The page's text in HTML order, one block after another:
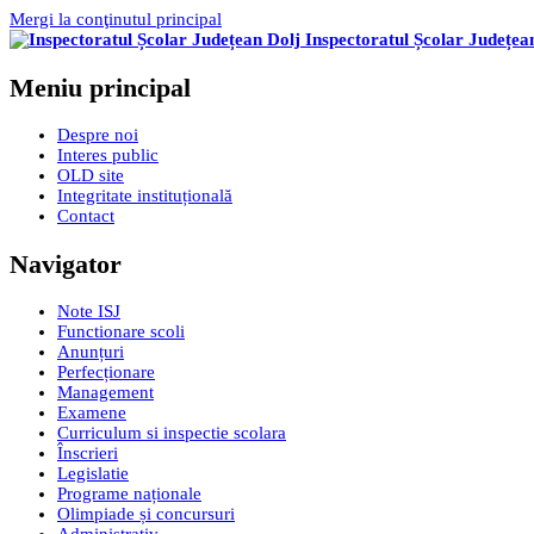
Mergi la conţinutul principal
Inspectoratul Școlar
Meniu principal
Despre noi
Interes public
OLD site
Integritate instituțională
Contact
Navigator
Note ISJ
Functionare scoli
Anunțuri
Perfecționare
Management
Examene
Curriculum si inspectie scolara
Înscrieri
Legislatie
Programe naționale
Olimpiade și concursuri